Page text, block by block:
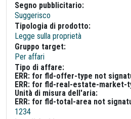
Segno pubblicitario:
Suggerisco
Tipologia di prodotto:
Legge sulla proprietà
Gruppo target:
Per affari
Tipo di affare:
ERR: for fld-offer-type not
ERR: for fld-real-estate-market-
Unità di misura dell'aria:
ERR: for fld-total-area not
1234